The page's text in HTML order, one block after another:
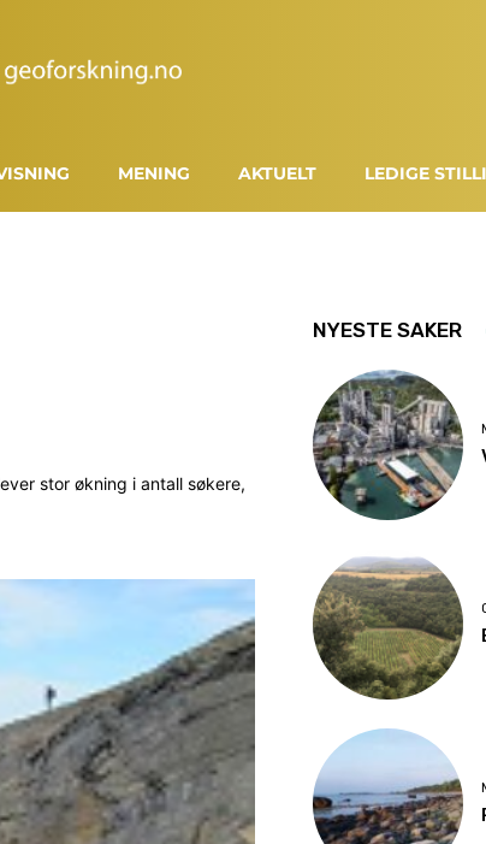
MENING AKTUELT LEDIGE
stor økning i antall søkere,
NYESTE SAKER